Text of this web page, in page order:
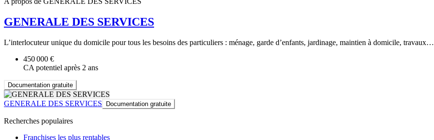
GENERALE DES SERVICES
L’interlocuteur unique du domicile pour tous les besoins des particuliers : ménage, garde d’enfants, jardinage, maintien à domicile, travaux…
450 000 €
CA potentiel après 2 ans
Documentation gratuite
GENERALE DES SERVICES Documentation gratuite
Recherches populaires
Franchises les plus rentables